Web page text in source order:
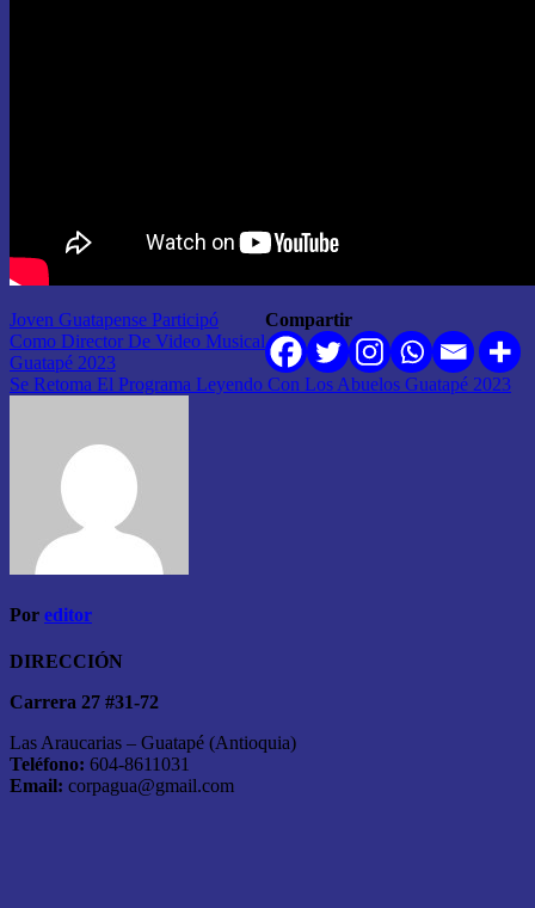
Compartir
Navegación
de
entradas
Joven Guatapense Participó
Como Director De Video Musical
Guatapé 2023
Se Retoma El Programa Leyendo Con Los Abuelos Guatapé 2023
Por editor
DIRECCIÓN
Carrera 27 #31-72
Las Araucarias – Guatapé (Antioquia)
Teléfono: 604-8611031
Email: corpagua@gmail.com